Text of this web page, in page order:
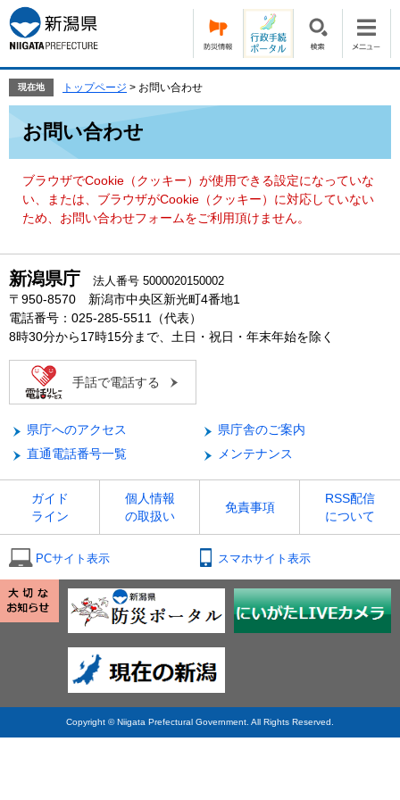
ー
ジ
の
頭
す。
ニ
ュ
ー
飛
て
現在地 トップページ > お問い合わせ
お問い合わせ
ブラウザでCookie（クッキー）が使用できる設定になっていな
い、または、ブラウザがCookie（クッキー）に対応していない
ため、お問い合わせフォームをご利用頂けません。
新潟県庁 法人番号 5000020150002
〒950-8570 新潟市中央区新光町4番地1
電話番号：025-285-5511（代表）
8時30分から17時15分まで、土日・祝日・年末年始を除く
手話で電話する
県庁へのアクセス
県庁舎のご案内
直通電話番号一覧
メンテナンス
ガイド
ライン
個人情報
の取扱い
免責事項
RSS配信
について
PCサイト表示 スマホサイト表示
Copyright © Niigata Prefectural Government. All Rights Reserved.